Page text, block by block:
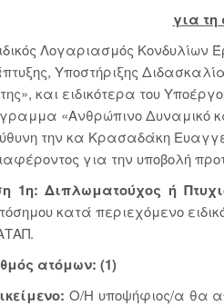
για
Λογαριασμός Κονδυλίων
Υποστήριξης
και ειδικότερα του
«Ανθρώπινο Δυναμικό
την κα Κρασαδάκη
για την υποβολή
1η: Διπλωματούχος ή
κατά περιεχόμενο
ατόμων: (1)
Ο/Η υποψήφιος/α θα